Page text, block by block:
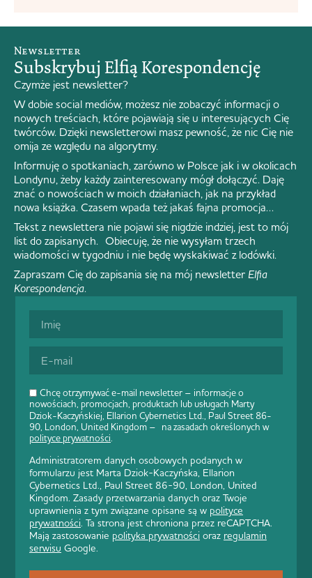
Chcę otrzymywać e-mail newsletter – informacje o
nowościach, promocjach, produktach lub usługach Marty
Dziok-Kaczyńskiej, Ellarion Cybernetics Ltd., Paul Street 86-
90, London, United Kingdom – na zasadach określonych w
polityce prywatności.
Administratorem danych osobowych podanych w
formularzu jest Marta Dziok-Kaczyńska, Ellarion
Cybernetics Ltd., Paul Street 86-90, London, United
Kingdom. Zasady przetwarzania danych oraz Twoje
uprawnienia z tym związane opisane są w polityce
prywatności. Ta strona jest chroniona przez reCAPTCHA.
Mają zastosowanie polityka prywatności oraz regulamin
serwisu Google.
Newsletter
Subskrybuj Elfią Korespondencję
Czymże jest newsletter?
W dobie social mediów, możesz nie zobaczyć informacji o
nowych treściach, które pojawiają się u interesujących Cię
twórców. Dzięki newsletterowi masz pewność, że nic Cię nie
omija ze względu na algorytmy.
Informuję o spotkaniach, zarówno w Polsce jak i w okolicach
Londynu, żeby każdy zainteresowany mógł dołączyć. Daję
znać o nowościach w moich działaniach, jak na przykład
nowa książka. Czasem wpada też jakaś fajna promocja…
Tekst z newslettera nie pojawi się nigdzie indziej, jest to mój
list do zapisanych. Obiecuję, że nie wysyłam trzech
wiadomości w tygodniu i nie będę wyskakiwać z lodówki.
Zapraszam Cię do zapisania się na mój newsletter Elfia
Korespondencja.